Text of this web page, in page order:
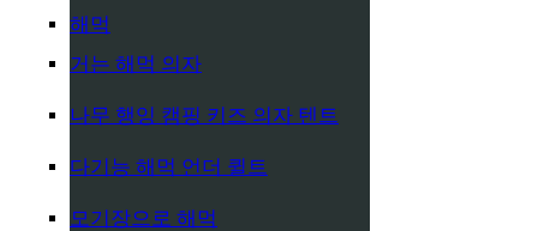
해먹
거는 해먹 의자
나무 행잉 캠핑 키즈 의자 텐트
다기능 해먹 언더 퀼트
모기장으로 해먹